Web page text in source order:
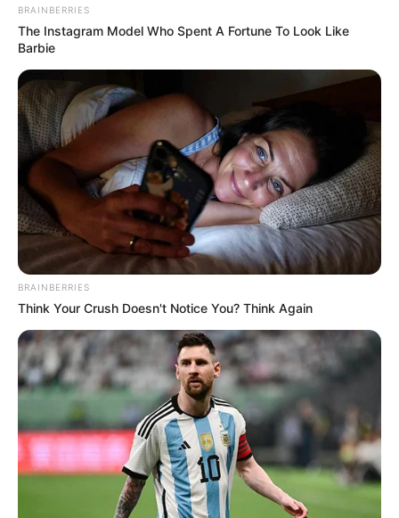
BRAINBERRIES
The Instagram Model Who Spent A Fortune To Look Like
Barbie
BRAINBERRIES
Think Your Crush Doesn't Notice You? Think Again